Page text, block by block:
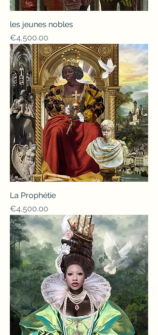
les jeunes nobles
Price
€4,500.00
La Prophétie
Price
€4,500.00